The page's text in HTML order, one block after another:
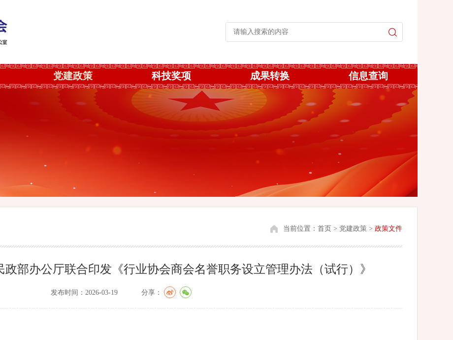
党建政策 科技奖项 成果转换 信息查询
当前位置： 首页 > 党建政策 > 政策文件
部办公厅联合印发《行业协会商会名誉职务设立管理办法（试行）》
发布时间：2026-03-19 分享：